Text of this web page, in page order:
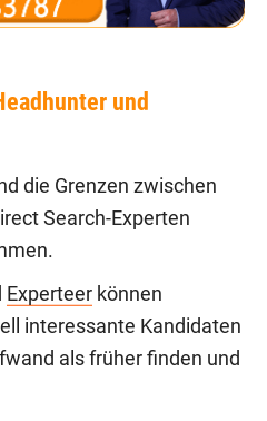
und
die Grenzen zwischen
Search-Experten
Experteer können
interessante Kandidaten
als früher finden und